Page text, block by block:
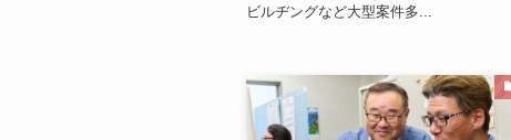
ビルヂングなど大型案件多...